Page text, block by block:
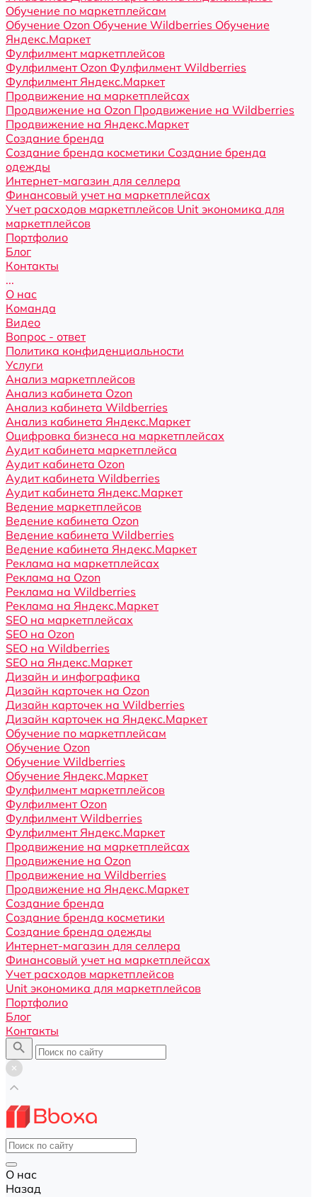
Обучение по маркетплейсам
Обучение Ozon Обучение Wildberries Обучение
Яндекс.Маркет
Фулфилмент маркетплейсов
Фулфилмент Ozon Фулфилмент Wildberries
Фулфилмент Яндекс.Маркет
Продвижение на маркетплейсах
Продвижение на Ozon Продвижение на Wildberries
Продвижение на Яндекс.Маркет
Создание бренда
Создание бренда косметики Создание бренда
одежды
Интернет-магазин для селлера
Финансовый учет на маркетплейсах
Учет расходов маркетплейсов Unit экономика для
маркетплейсов
Портфолио
Блог
Контакты
...
О нас
Команда
Видео
Вопрос - ответ
Политика конфиденциальности
Услуги
Анализ маркетплейсов
Анализ кабинета Ozon
Анализ кабинета Wildberries
Анализ кабинета Яндекс.Маркет
Оцифровка бизнеса на маркетплейсах
Аудит кабинета маркетплейса
Аудит кабинета Ozon
Аудит кабинета Wildberries
Аудит кабинета Яндекс.Маркет
Ведение маркетплейсов
Ведение кабинета Ozon
Ведение кабинета Wildberries
Ведение кабинета Яндекс.Маркет
Реклама на маркетплейсах
Реклама на Ozon
Реклама на Wildberries
Реклама на Яндекс.Маркет
SEO на маркетплейсах
SEO на Ozon
SEO на Wildberries
SEO на Яндекс.Маркет
Дизайн и инфографика
Дизайн карточек на Ozon
Дизайн карточек на Wildberries
Дизайн карточек на Яндекс.Маркет
Обучение по маркетплейсам
Обучение Ozon
Обучение Wildberries
Обучение Яндекс.Маркет
Фулфилмент маркетплейсов
Фулфилмент Ozon
Фулфилмент Wildberries
Фулфилмент Яндекс.Маркет
Продвижение на маркетплейсах
Продвижение на Ozon
Продвижение на Wildberries
Продвижение на Яндекс.Маркет
Создание бренда
Создание бренда косметики
Создание бренда одежды
Интернет-магазин для селлера
Финансовый учет на маркетплейсах
Учет расходов маркетплейсов
Unit экономика для маркетплейсов
Портфолио
Блог
Контакты
О нас
Назад